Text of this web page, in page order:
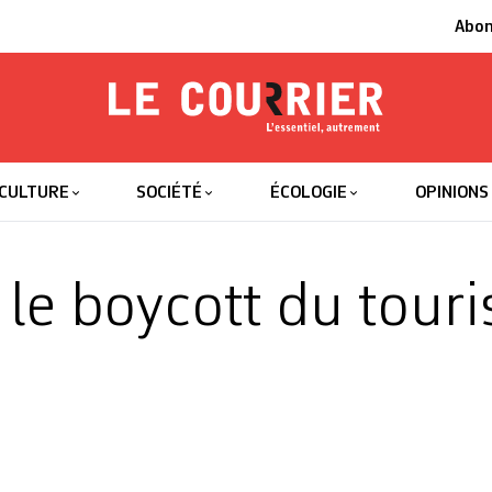
Le Courrier
SOCIÉTÉ ÉCOLOGIE OPINIONS
boycott du